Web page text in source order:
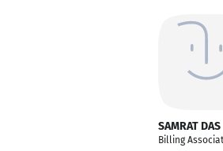
SAMRAT DAS
Billing